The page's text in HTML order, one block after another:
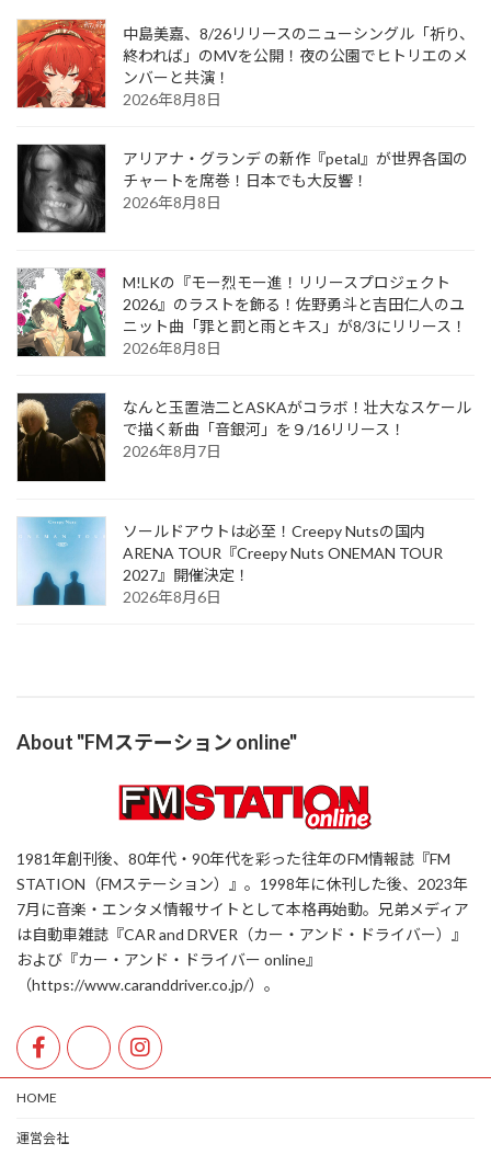
中島美嘉、8/26リリースのニューシングル「祈り、
終われば」のMVを公開！夜の公園でヒトリエのメ
ンバーと共演！
2026年8月8日
アリアナ・グランデ の新作『petal』が世界各国の
チャートを席巻！日本でも大反響！
2026年8月8日
M!LKの『モー烈モー進！リリースプロジェクト
2026』のラストを飾る！佐野勇斗と吉田仁人のユ
ニット曲「罪と罰と雨とキス」が8/3にリリース！
2026年8月8日
なんと玉置浩二とASKAがコラボ！壮大なスケール
で描く新曲「音銀河」を９/16リリース！
2026年8月7日
ソールドアウトは必至！Creepy Nutsの国内
ARENA TOUR『Creepy Nuts ONEMAN TOUR
2027』開催決定！
2026年8月6日
About "FMステーション online"
1981年創刊後、80年代・90年代を彩った往年のFM情報誌『FM
STATION（FMステーション）』。1998年に休刊した後、2023年
7月に音楽・エンタメ情報サイトとして本格再始動。兄弟メディア
は自動車雑誌『CAR and DRVER（カー・アンド・ドライバー）』
および『カー・アンド・ドライバー online』
（https://www.caranddriver.co.jp/）。
HOME
運営会社